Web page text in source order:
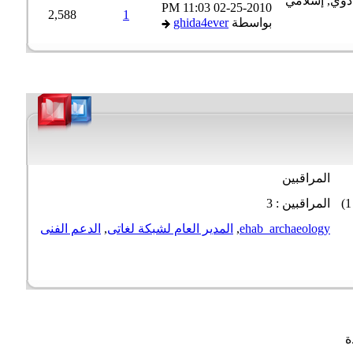
02-25-2010
11:03 PM
بواسطةghida4ever
2,588
المراقبين
المراقبين : 3
ehab_archaeology
,المدير العام لشبكة لغاتى ,الدعم الفنى